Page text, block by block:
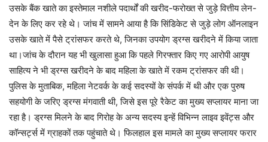
उसके बैंक खाते का इस्तेमाल नशीले पदार्थों की खरीद-फरोख्त से जुड़े वित्तीय लेन-
देन के लिए कर रहे थे। जांच में सामने आया है कि सिंडिकेट से जुड़े लोग ऑनलाइन
उसके खाते में पैसे ट्रांसफर करते थे, जिनका उपयोग ड्रग्स खरीदने में किया जाता
था।जांच के दौरान यह भी खुलासा हुआ कि पहले गिरफ्तार किए गए आरोपी आयुष
साहित्य ने भी ड्रग्स खरीदने के बाद महिला के खाते में रकम ट्रांसफर की थी।
पुलिस के मुताबिक, महिला नेटवर्क के कई सदस्यों के संपर्क में थी और एक पुरुष
सहयोगी के जरिए ड्रग्स मंगवाती थी, जिसे इस पूरे रैकेट का मुख्य सप्लायर माना जा
रहा है। ड्रग्स मिलने के बाद गिरोह के अन्य सदस्य इन्हें विभिन्न लाइव इवेंट्स और
कॉन्सर्ट्स में ग्राहकों तक पहुंचाते थे। फिलहाल इस मामले का मुख्य सप्लायर फरार